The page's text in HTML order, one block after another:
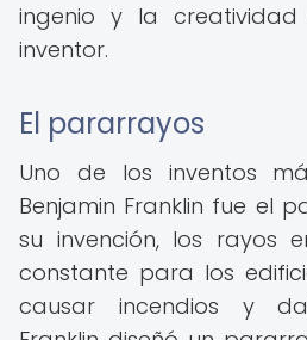
ingenio y la creatividad
inventor.
El pararrayos
Uno de los inventos
Benjamin Franklin fue el
su invención, los rayos
constante para los
causar incendios y